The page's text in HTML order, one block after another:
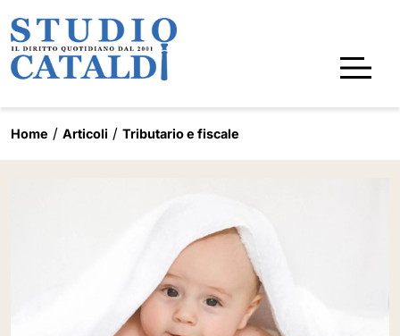
Home Articoli Tributario e fiscale